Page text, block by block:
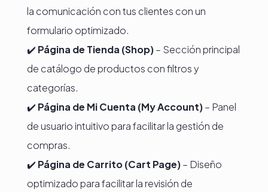
la comunicación con tus clientes con un
formulario optimizado.
✔️ Página de Tienda (Shop)– Sección principal
de catálogo de productos con filtros y
categorías.
✔️ Página de Mi Cuenta (My Account)– Panel
de usuario intuitivo para facilitar la gestión de
compras.
✔️ Página de Carrito (Cart Page)– Diseño
optimizado para facilitar la revisión de